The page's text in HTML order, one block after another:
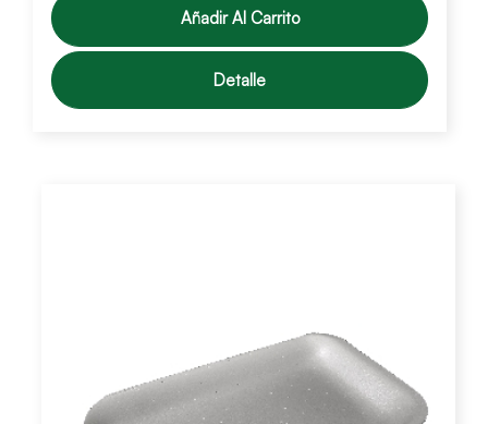
Añadir Al Carrito
Detalle